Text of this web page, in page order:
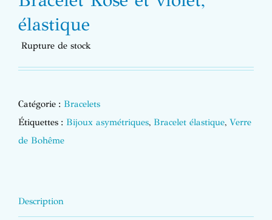
élastique
Rupture de stock
Catégorie : Bracelets
Étiquettes : Bijoux asymétriques, Bracelet élastique, Verre
de Bohême
Description